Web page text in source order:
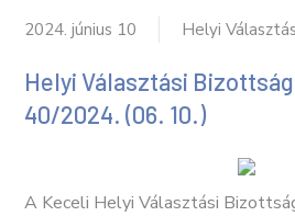
2024. június 10 Helyi
Helyi Választási
40/2024. (06. 10.)
A Keceli Helyi Választási